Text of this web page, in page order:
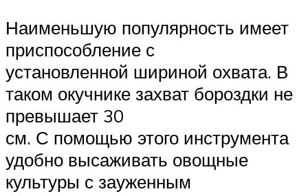
Наименьшую популярность имеет
приспособление с
установленной шириной охвата. В
таком окучнике захват бороздки не
превышает 30
см. С помощью этого инструмента
удобно высаживать овощные
культуры с зауженным